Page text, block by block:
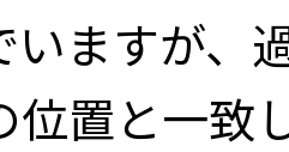
いますが、
位置と一致